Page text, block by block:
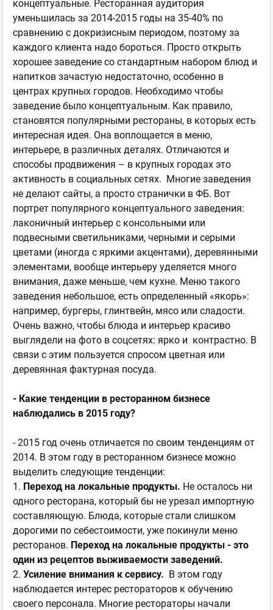
концептуальные. Ресторанная аудитория
уменьшилась за 2014-2015 годы на 35-40% по
сравнению с докризисным периодом, поэтому за
каждого клиента надо бороться. Просто открыть
хорошее заведение со стандартным набором блюд и
напитков зачастую недостаточно, особенно в
центрах крупных городов. Необходимо чтобы
заведение было концептуальным. Как правило,
становятся популярными рестораны, в которых есть
интересная идея. Она воплощается в меню,
интерьере, в различных деталях. Отличаются и
способы продвижения – в крупных городах это
активность в социальных сетях. Многие заведения
не делают сайты, а просто странички в ФБ. Вот
портрет популярного концептуального заведения:
лаконичный интерьер с консольными или
подвесными светильниками, черными и серыми
цветами (иногда с яркими акцентами), деревянными
элементами, вообще интерьеру уделяется много
внимания, даже меньше, чем кухне. Меню такого
заведения небольшое, есть определенный «якорь»:
например, бургеры, глинтвейн, мясо или сладости.
Очень важно, чтобы блюда и интерьер красиво
выглядели на фото в соцсетях: ярко и контрастно. В
связи с этим пользуется спросом цветная или
деревянная фактурная посуда.
- Какие тенденции в ресторанном бизнесе
наблюдались в 2015 году?
- 2015 год очень отличается по своим тенденциям от
2014. В этом году в ресторанном бизнесе можно
выделить следующие тенденции:
1. Переход на локальные продукты. Не осталось ни
одного ресторана, который бы не урезал импортную
составляющую. Блюда, которые стали слишком
дорогими по себестоимости, уже покинули меню
ресторанов. Переход на локальные продукты - это
один из рецептов выживаемости заведений.
2. Усиление внимания к сервису. В этом году
наблюдается интерес рестораторов к обучению
своего персонала. Многие рестораторы начали